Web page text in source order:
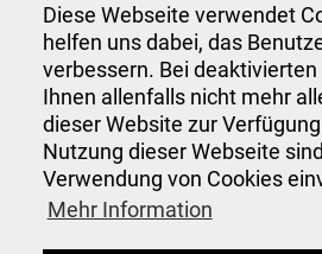
Diese Webseite verwendet
helfen uns dabei, das
verbessern. Bei
Ihnen allenfalls nicht mehr
dieser Website zur
Nutzung dieser Webseite
Verwendung von Cookies
Mehr Information
Anzeigenannahme
Verwaltung
Veranstaltungen